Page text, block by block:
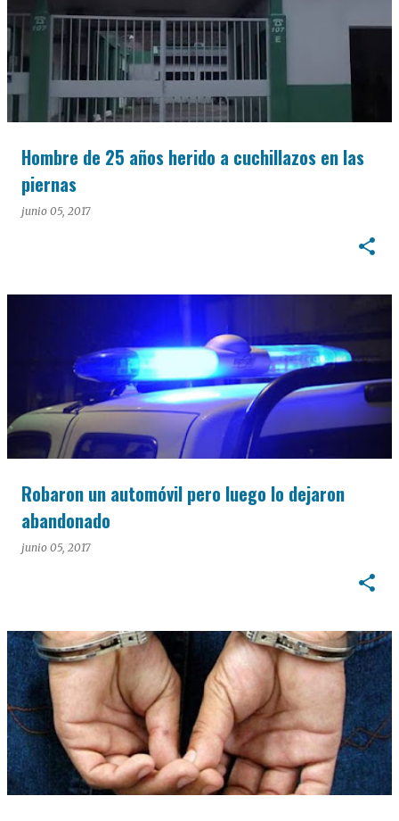
Hombre de 25 años herido a cuchillazos en las
piernas
junio 05, 2017
Robaron un automóvil pero luego lo dejaron
abandonado
junio 05, 2017